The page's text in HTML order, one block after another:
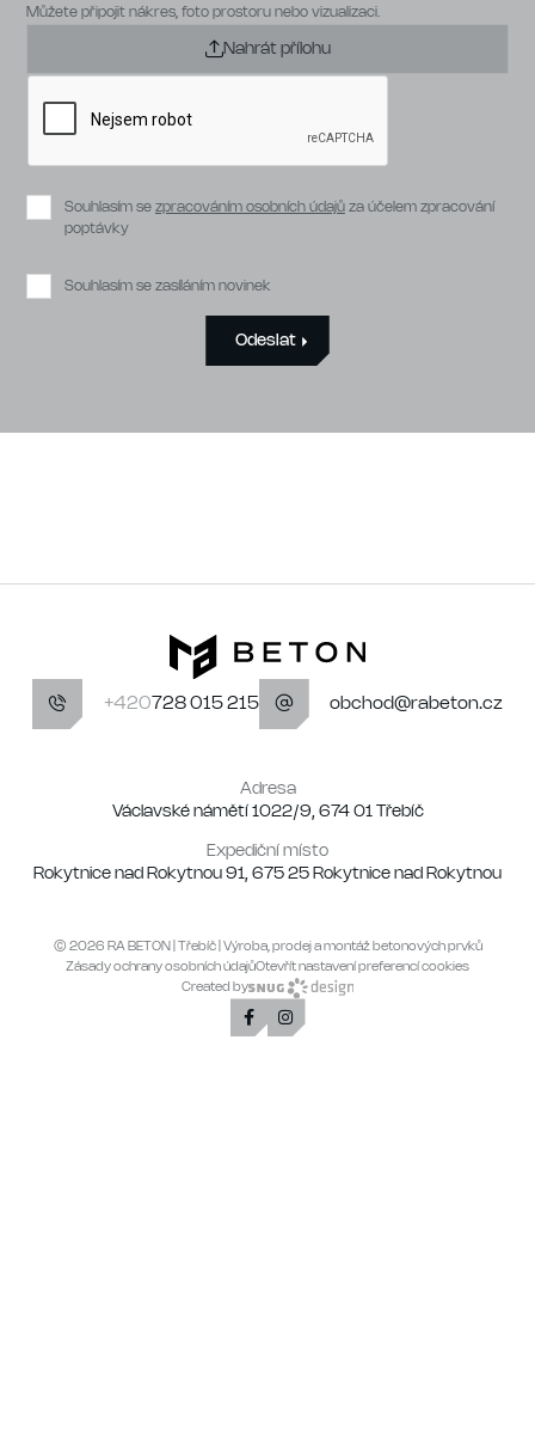
Můžete připojit nákres, foto prostoru nebo vizualizaci.
Nahrát přílohu
Souhlasím se zpracováním osobních údajůza účelem zpracování
poptávky
Souhlasím se zasíláním novinek
Odeslat
+420 728 015 215 obchod@rabeton.cz
Adresa
Václavské námětí 1022/9, 674 01 Třebíč
Expediční místo
Rokytnice nad Rokytnou 91, 675 25 Rokytnice nad Rokytnou
© 2026 RA BETON | Třebíč | Výroba, prodej a montáž betonových prvků
Zásady ochrany osobních údajůOtevřít nastavení preferencí cookies
Created by